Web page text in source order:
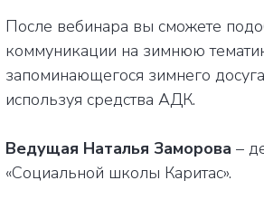
После вебинара вы сможете
коммуникации на зимнюю
запоминающегося зимнего
используя средства АДК.
Ведущая Наталья Заморова –
«Социальной школы Каритас».